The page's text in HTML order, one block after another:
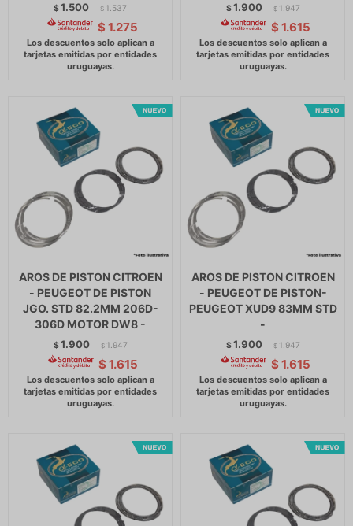
$1.500 $ 1.537
$ 1.275
$1.900 $ 1.947
$ 1.615
AROS DE PISTON CITROEN
- PEUGEOT DE PISTON
JGO. STD 82.2MM 206D-
306D MOTOR DW8 -
$1.900 $ 1.947
$ 1.615
AROS DE PISTON CITROEN
- PEUGEOT DE PISTON-
PEUGEOT XUD9 83MM STD
-
$1.900 $ 1.947
$ 1.615